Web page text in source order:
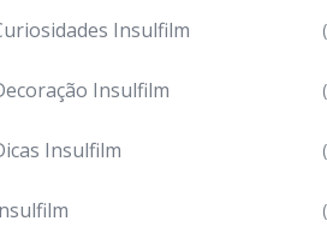
Insulfilm
Insulfilm
Insulfilm